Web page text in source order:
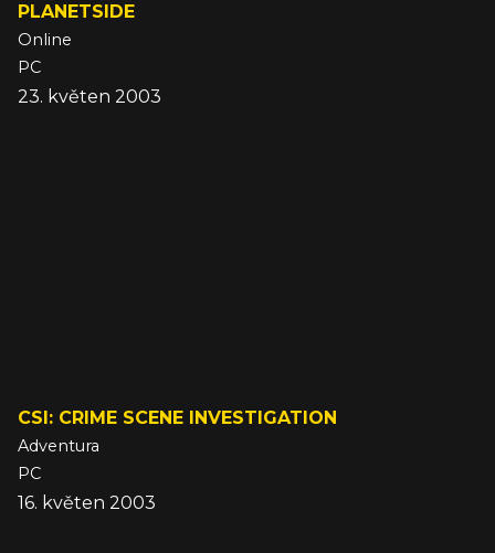
PLANETSIDE
Online
PC
23. květen 2003
CSI: CRIME SCENE INVESTIGATION
Adventura
PC
16. květen 2003